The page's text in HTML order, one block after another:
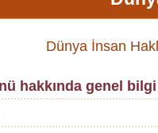
Dünya İnsan
hakkında genel bilgi